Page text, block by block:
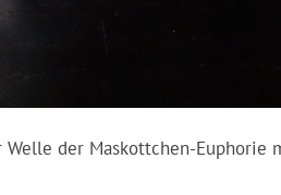
der Maskottchen-Euphorie